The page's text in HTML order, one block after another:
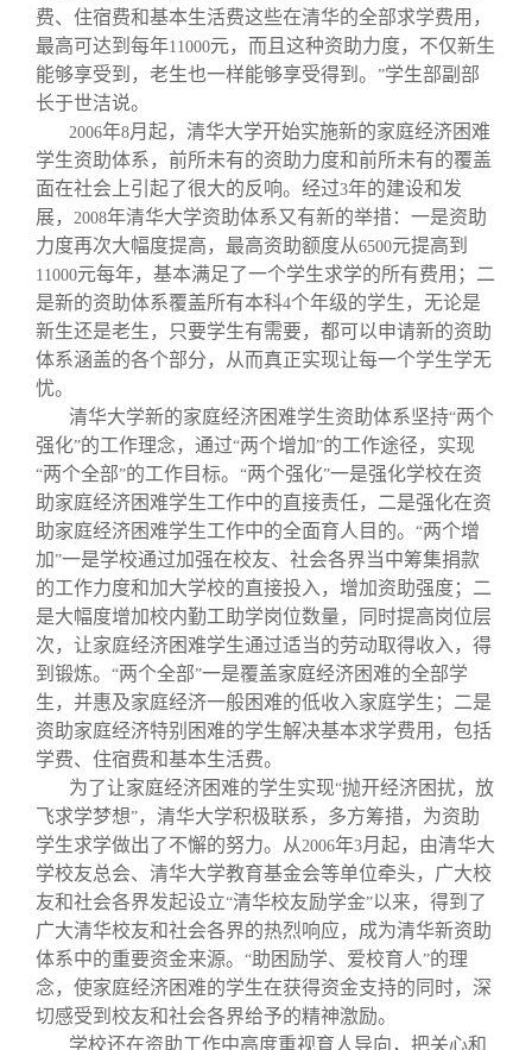
校友讲坛
校友视界
实用信息
总会章程
理事会名单
制度法规
联系我们
费、住宿费和基本生活费这些在清华的全部求学费用，
最高可达到每年11000元，而且这种资助力度，不仅新生
能够享受到，老生也一样能够享受得到。 ”学生部副部
长于世洁说。
2006年8月起，清华大学开始实施新的家庭经济困难
学生资助体系，前所未有的资助力度和前所未有的覆盖
面在社会上引起了很大的反响。经过3年的建设和发
展， 2008年清华大学资助体系又有新的举措：一是资助
力度再次大幅度提高，最高资助额度从6500元提高到
11000元每年，基本满足了一个学生求学的所有费用；二
是新的资助体系覆盖所有本科4个年级的学生，无论是
新生还是老生，只要学生有需要，都可以申请新的资助
体系涵盖的各个部分，从而真正实现让每一个学生学无
忧。
清华大学新的家庭经济困难学生资助体系坚持“两个
强化”的工作理念，通过“两个增加”的工作途径，实现
“两个全部”的工作目标。 “两个强化”一是强化学校在资
助家庭经济困难学生工作中的直接责任，二是强化在资
助家庭经济困难学生工作中的全面育人目的。 “两个增
加”一是学校通过加强在校友、社会各界当中筹集捐款
的工作力度和加大学校的直接投入，增加资助强度；二
是大幅度增加校内勤工助学岗位数量，同时提高岗位层
次，让家庭经济困难学生通过适当的劳动取得收入，得
到锻炼。 “两个全部”一是覆盖家庭经济困难的全部学
生，并惠及家庭经济一般困难的低收入家庭学生；二是
资助家庭经济特别困难的学生解决基本求学费用，包括
学费、住宿费和基本生活费。
为了让家庭经济困难的学生实现“抛开经济困扰，放
飞求学梦想” ，清华大学积极联系，多方筹措，为资助
学生求学做出了不懈的努力。从2006年3月起，由清华大
学校友总会、清华大学教育基金会等单位牵头，广大校
友和社会各界发起设立“清华校友励学金”以来，得到了
广大清华校友和社会各界的热烈响应，成为清华新资助
体系中的重要资金来源。 “助困励学、爱校育人”的理
念，使家庭经济困难的学生在获得资金支持的同时，深
切感受到校友和社会各界给予的精神激励。
学校还在资助工作中高度重视育人导向，把关心和